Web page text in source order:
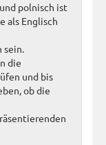
polnisch ist
als Englisch
die
und bis
ob die